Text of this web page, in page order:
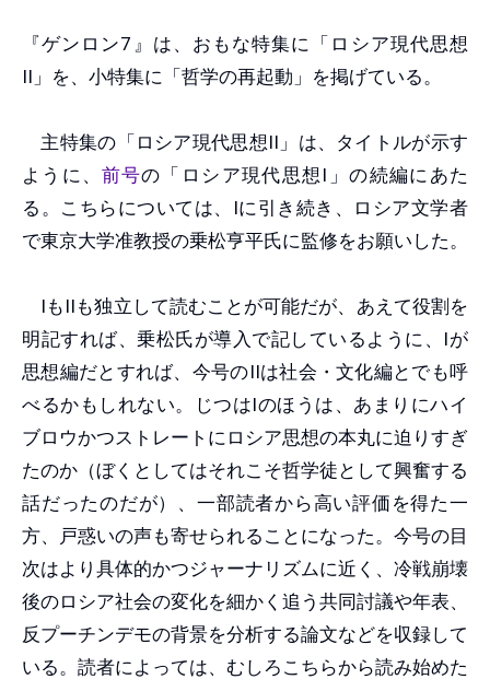
『ゲンロン7』は、おもな特集に「ロシア現代思想
II」を、小特集に「哲学の再起動」を掲げている。
主特集の「ロシア現代思想II」は、タイトルが示す
ように、 前号の「ロシア現代思想I」の続編にあた
る。こちらについては、Iに引き続き、ロシア文学者
で東京大学准教授の乗松亨平氏に監修をお願いした。
IもIIも独立して読むことが可能だが、あえて役割を
明記すれば、乗松氏が導入で記しているように、Iが
思想編だとすれば、今号のIIは社会・文化編とでも呼
べるかもしれない。じつはIのほうは、あまりにハイ
ブロウかつストレートにロシア思想の本丸に迫りすぎ
たのか（ぼくとしてはそれこそ哲学徒として興奮する
話だったのだが）、一部読者から高い評価を得た一
方、戸惑いの声も寄せられることになった。今号の目
次はより具体的かつジャーナリズムに近く、冷戦崩壊
後のロシア社会の変化を細かく追う共同討議や年表、
反プーチンデモの背景を分析する論文などを収録して
いる。読者によっては、むしろこちらから読み始めた